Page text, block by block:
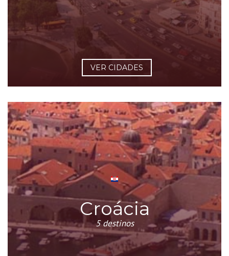
VER CIDADES
Croácia
5 destinos